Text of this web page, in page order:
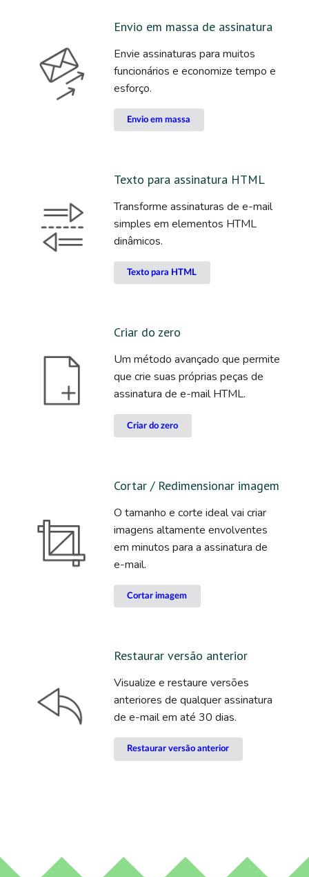
Envio em massa de assinatura
Envie assinaturas para muitos
funcionários e economize tempo e
esforço.
Envio em massa
Texto para assinatura HTML
Transforme assinaturas de e-mail
simples em elementos HTML
dinâmicos.
Texto para HTML
Criar do zero
Um método avançado que permite
que crie suas próprias peças de
assinatura de e-mail HTML.
Criar do zero
Cortar / Redimensionar imagem
O tamanho e corte ideal vai criar
imagens altamente envolventes
em minutos para a assinatura de
e-mail.
Cortar imagem
Restaurar versão anterior
Visualize e restaure versões
anteriores de qualquer assinatura
de e-mail em até 30 dias.
Restaurar versão anterior